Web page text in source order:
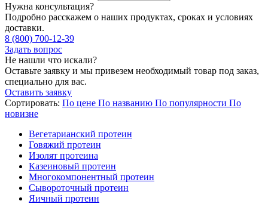
Нужна консультация?
Подробно расскажем о наших продуктах, сроках и условиях
доставки.
8 (800) 700-12-39
Задать вопрос
Не нашли что искали?
Оставьте заявку и мы привезем необходимый товар под заказ,
специально для вас.
Оставить заявку
Сортировать: По цене По названию По популярности По
новизне
Вегетарианский протеин
Говяжий протеин
Изолят протеина
Казеиновый протеин
Многокомпонентный протеин
Сывороточный протеин
Яичный протеин